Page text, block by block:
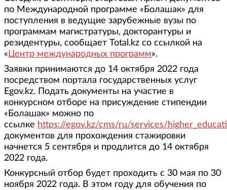
по Международной программе «Болашак» для
поступления в ведущие зарубежные вузы по
программам магистратуры, докторантуры и
резидентуры, сообщает Total.kz со ссылкой на
« Центр международных программ».
Заявки принимаются до 14 октября 2022 года
посредством портала государственных услуг
Egov.kz. Подать документы на участие в
конкурсном отборе на присуждение стипендии
«Болашак» можно по
ссылке https://egov.kz/cms/ru/services/
документов для прохождения стажировки
начнется 5 сентября и продлится до 14 октября
2022 года.
Конкурсный отбор будет проходить с 30 мая по 30
ноября 2022 года. В этом году для обучения по